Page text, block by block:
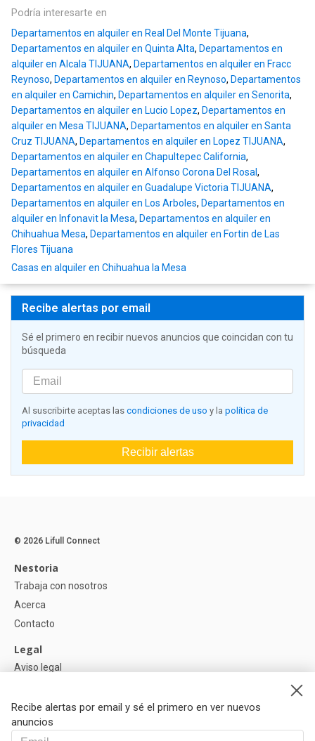
Podría interesarte en
Departamentos en alquiler en Real Del Monte Tijuana,
Departamentos en alquiler en Quinta Alta, Departamentos en
alquiler en Alcala TIJUANA, Departamentos en alquiler en Fracc
Reynoso, Departamentos en alquiler en Reynoso, Departamentos
en alquiler en Camichin, Departamentos en alquiler en Senorita,
Departamentos en alquiler en Lucio Lopez, Departamentos en
alquiler en Mesa TIJUANA, Departamentos en alquiler en Santa
Cruz TIJUANA, Departamentos en alquiler en Lopez TIJUANA,
Departamentos en alquiler en Chapultepec California,
Departamentos en alquiler en Alfonso Corona Del Rosal,
Departamentos en alquiler en Guadalupe Victoria TIJUANA,
Departamentos en alquiler en Los Arboles, Departamentos en
alquiler en Infonavit la Mesa, Departamentos en alquiler en
Chihuahua Mesa, Departamentos en alquiler en Fortin de Las
Flores Tijuana
Casas en alquiler en Chihuahua la Mesa
Recibe alertas por email
Sé el primero en recibir nuevos anuncios que coincidan con tu
búsqueda
Al suscribirte aceptas las condiciones de uso y la política de
privacidad
Recibir alertas
Recibe alertas por email y sé el primero en ver nuevos
anuncios
© 2026 Lifull Connect
Nestoria
Trabaja con nosotros
Acerca
Contacto
Legal
Aviso legal
Política de Cookies
Ayuda